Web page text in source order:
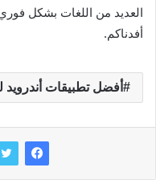
العديد من اللغات بشكل
أفدناكم.
أفضل تطبيقات أندرويد